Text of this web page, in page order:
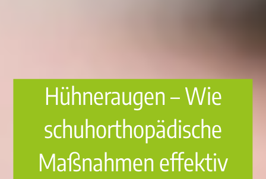
Hühneraugen – Wie
schuhorthopädische
Maßnahmen effektiv